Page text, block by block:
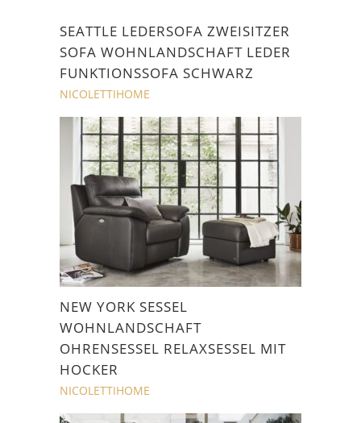
SEATTLE LEDERSOFA ZWEISITZER
SOFA WOHNLANDSCHAFT LEDER
FUNKTIONSSOFA SCHWARZ
NICOLETTIHOME
NEW YORK SESSEL
WOHNLANDSCHAFT
OHRENSESSEL RELAXSESSEL MIT
HOCKER
NICOLETTIHOME